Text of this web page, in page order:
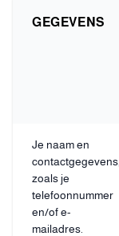
GEGEVENS
Je naam en
contactgegevens,
zoals je
telefoonnummer
en/of e-
mailadres.